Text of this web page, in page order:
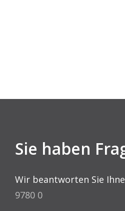
Sie haben
Wir beantworten Sie
9780 0